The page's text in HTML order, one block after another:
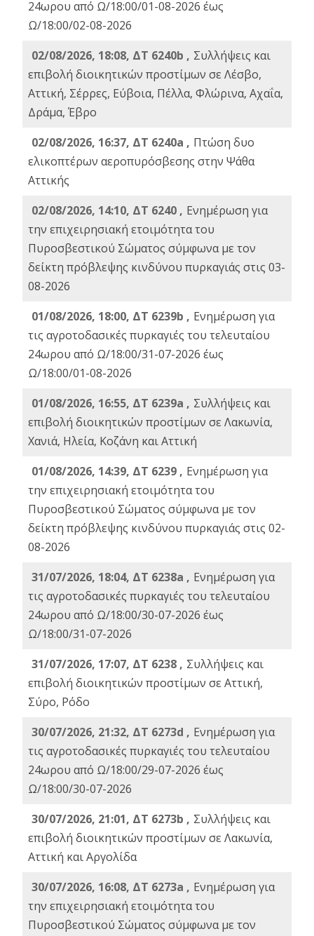
24ωρου από Ω/18:00/01-08-2026 έως
Ω/18:00/02-08-2026
02/08/2026, 18:08, ΔΤ 6240b , Συλλήψεις και
επιβολή διοικητικών προστίμων σε Λέσβο,
Αττική, Σέρρες, Εύβοια, Πέλλα, Φλώρινα, Αχαΐα,
Δράμα, Έβρο
02/08/2026, 16:37, ΔΤ 6240a , Πτώση δυο
ελικοπτέρων αεροπυρόσβεσης στην Ψάθα
Αττικής
02/08/2026, 14:10, ΔΤ 6240 , Ενημέρωση για
την επιχειρησιακή ετοιμότητα του
Πυροσβεστικού Σώματος σύμφωνα με τον
δείκτη πρόβλεψης κινδύνου πυρκαγιάς στις 03-
08-2026
01/08/2026, 18:00, ΔΤ 6239b , Ενημέρωση για
τις αγροτοδασικές πυρκαγιές του τελευταίου
24ωρου από Ω/18:00/31-07-2026 έως
Ω/18:00/01-08-2026
01/08/2026, 16:55, ΔΤ 6239a , Συλλήψεις και
επιβολή διοικητικών προστίμων σε Λακωνία,
Χανιά, Ηλεία, Κοζάνη και Αττική
01/08/2026, 14:39, ΔΤ 6239 , Ενημέρωση για
την επιχειρησιακή ετοιμότητα του
Πυροσβεστικού Σώματος σύμφωνα με τον
δείκτη πρόβλεψης κινδύνου πυρκαγιάς στις 02-
08-2026
31/07/2026, 18:04, ΔΤ 6238a , Ενημέρωση για
τις αγροτοδασικές πυρκαγιές του τελευταίου
24ωρου από Ω/18:00/30-07-2026 έως
Ω/18:00/31-07-2026
31/07/2026, 17:07, ΔΤ 6238 , Συλλήψεις και
επιβολή διοικητικών προστίμων σε Αττική,
Σύρο, Ρόδο
30/07/2026, 21:32, ΔΤ 6273d , Ενημέρωση για
τις αγροτοδασικές πυρκαγιές του τελευταίου
24ωρου από Ω/18:00/29-07-2026 έως
Ω/18:00/30-07-2026
30/07/2026, 21:01, ΔΤ 6273b , Συλλήψεις και
επιβολή διοικητικών προστίμων σε Λακωνία,
Αττική και Αργολίδα
30/07/2026, 16:08, ΔΤ 6273a , Ενημέρωση για
την επιχειρησιακή ετοιμότητα του
Πυροσβεστικού Σώματος σύμφωνα με τον